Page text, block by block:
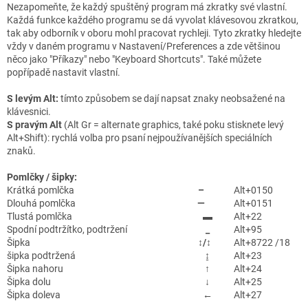
Nezapomeňte, že každý spuštěný program má zkratky své vlastní.
Každá funkce každého programu se dá vyvolat klávesovou zkratkou,
tak aby odborník v oboru mohl pracovat rychleji. Tyto zkratky hledejte
vždy v daném programu v Nastavení/Preferences a zde většinou
něco jako "Příkazy" nebo "Keyboard Shortcuts". Také můžete
popřípadě nastavit vlastní.
S levým Alt: tímto způsobem se dají napsat znaky neobsažené na
klávesnici.
S pravým Alt (Alt Gr = alternate graphics, také poku stisknete levý
Alt+Shift): rychlá volba pro psaní nejpoužívanějších speciálních
znaků.
Pomlčky / šipky:
Krátká pomlčka
–
Alt+0150
Dlouhá pomlčka
—
Alt+0151
Tlustá pomlčka
▬
Alt+22
Spodní podtržítko, podtržení
Alt+95
Šipka
↕/↕
Alt+8722 /18
šipka podtržená
↨
Alt+23
Šipka nahoru
↑
Alt+24
Šipka dolu
↓
Alt+25
Šipka doleva
←
Alt+27